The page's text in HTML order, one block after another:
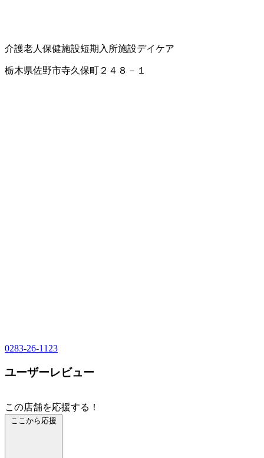
介護老人保健施設短期入所施設デイケア
栃木県佐野市寺久保町２４８－１
0283-26-1123
ユーザーレビュー
この店舗を応援する！
ここから応援